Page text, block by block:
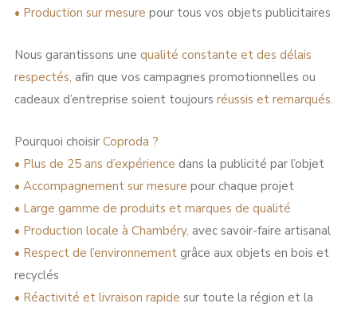
• Production sur mesure pour tous vos objets publicitaires
Nous garantissons une qualité constante et des délais
respectés, afin que vos campagnes promotionnelles ou
cadeaux d’entreprise soient toujours réussis et remarqués.
Pourquoi choisirCoproda ?
• Plus de 25 ans d’expérience dans la publicité par l’objet
• Accompagnement sur mesure pour chaque projet
• Large gamme de produits et marques de qualité
• Production locale à Chambéry, avec savoir-faire artisanal
• Respect de l’environnementgrâce aux objets en bois et
recyclés
• Réactivité et livraison rapide sur toute la région et la